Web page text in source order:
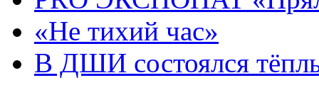
«Не тихий час»
В ДШИ состоялся